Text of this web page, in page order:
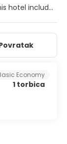
hotel include
internet
feature
Self parking
Economy
1 torbica